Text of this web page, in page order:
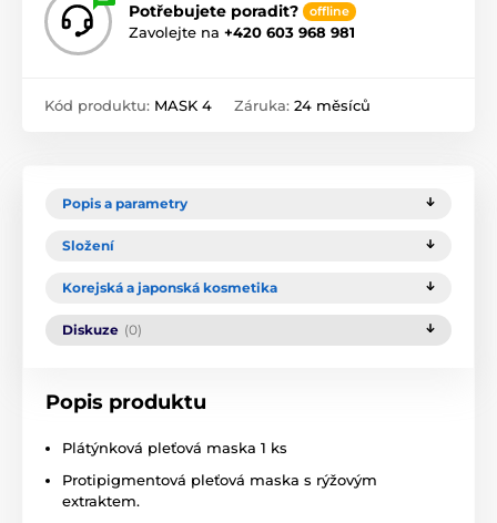
Potřebujete poradit? offline
Zavolejte na +420 603 968 981
Kód produktu: MASK 4 Záruka: 24 měsíců
Popis a parametry
Složení
Korejská a japonská kosmetika
Diskuze (0)
Popis produktu
Plátýnková pleťová maska 1 ks
Protipigmentová pleťová maska s rýžovým
extraktem.